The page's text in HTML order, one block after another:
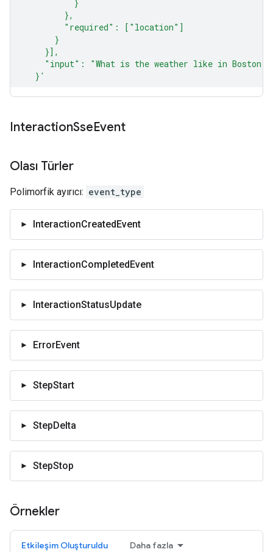
InteractionSseEvent
Olası Türler
Polimorfik ayırıcı: event_type
InteractionCreatedEvent
InteractionCompletedEvent
InteractionStatusUpdate
ErrorEvent
StepStart
StepDelta
StepStop
Örnekler
Etkileşim Oluşturuldu Daha fazla